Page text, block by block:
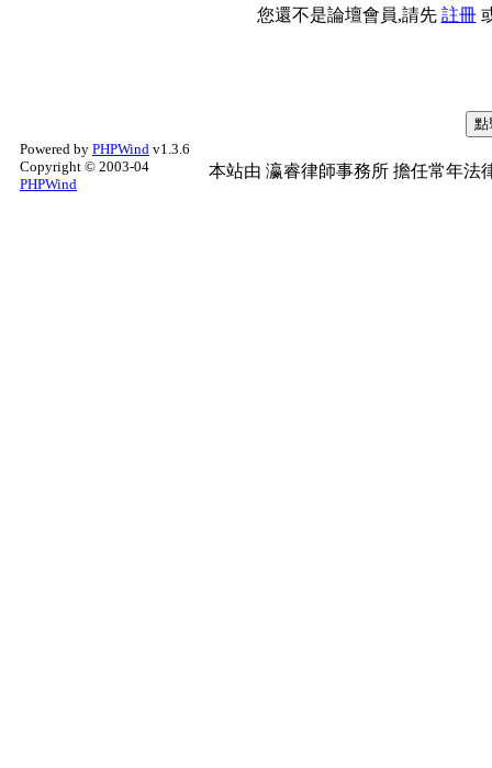
您還不是論壇會員,請先 註冊
Powered by PHPWind v1.3.6
Copyright © 2003-04
PHPWind
本站由 瀛睿律師事務所 擔任常年法